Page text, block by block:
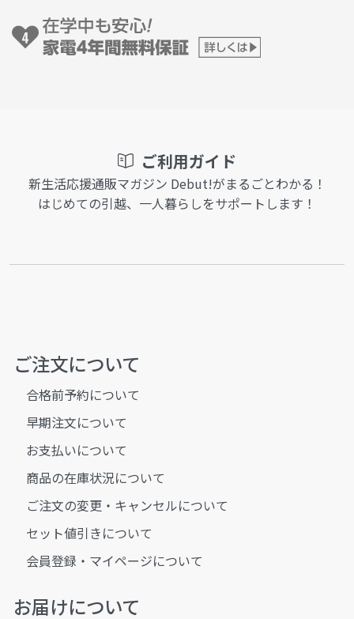
ご利用ガイド
新生活応援通販マガジン Debut!がまるごとわかる！
はじめての引越、一人暮らしをサポートします！
ご注文について
合格前予約について
早期注文について
お支払いについて
商品の在庫状況について
ご注文の変更・キャンセルについて
セット値引きについて
会員登録・マイページについて
お届けについて